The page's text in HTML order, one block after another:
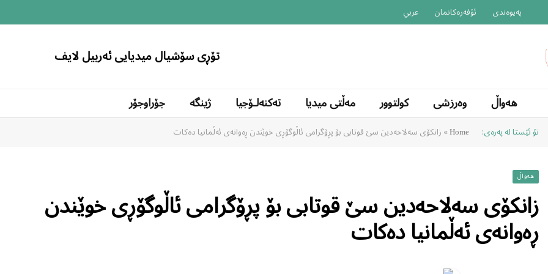
پەیوەندی ئۆفەرەکانمان عربي
تۆڕی سۆشیال میدیایی ئەربیل لایف
هەواڵ وەرزشی کولتوور مەڵتی میدیا تەکنەلۆجیا ژینگە جۆراوجۆر
تۆ ئێستا لە پەرەی: Home
»زانکۆی سەلاحەدین سێ قوتابی بۆ پڕۆگرامی ئاڵوگۆڕی خوێندن ڕەوانەی ئەڵمانیا دەکات
هەواڵ
زانکۆی سەلاحەدین سێ قوتابی بۆ پڕۆگرامی ئاڵوگۆڕی خوێندن
ڕەوانەی ئەڵمانیا دەکات